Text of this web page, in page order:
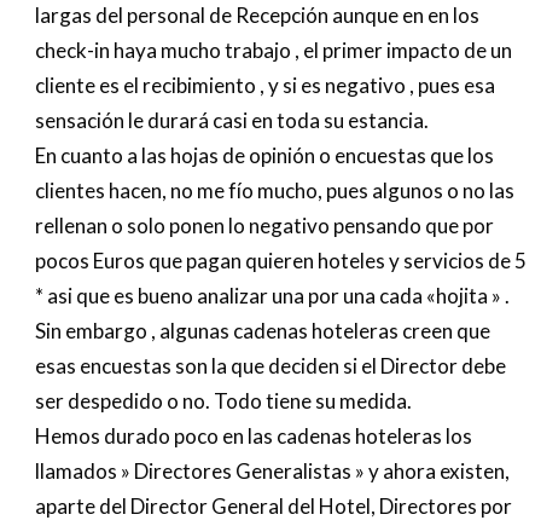
largas del personal de Recepción aunque en en los
check-in haya mucho trabajo , el primer impacto de un
cliente es el recibimiento , y si es negativo , pues esa
sensación le durará casi en toda su estancia.
En cuanto a las hojas de opinión o encuestas que los
clientes hacen, no me fío mucho, pues algunos o no las
rellenan o solo ponen lo negativo pensando que por
pocos Euros que pagan quieren hoteles y servicios de 5
* asi que es bueno analizar una por una cada «hojita » .
Sin embargo , algunas cadenas hoteleras creen que
esas encuestas son la que deciden si el Director debe
ser despedido o no. Todo tiene su medida.
Hemos durado poco en las cadenas hoteleras los
llamados » Directores Generalistas » y ahora existen,
aparte del Director General del Hotel, Directores por